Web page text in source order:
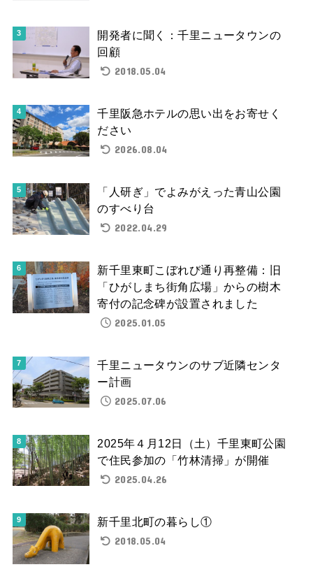
開発者に聞く：千里ニュータウンの
回顧
2018.05.04
千里阪急ホテルの思い出をお寄せく
ださい
2026.08.04
「人研ぎ」でよみがえった青山公園
のすべり台
2022.04.29
新千里東町こぼれび通り再整備：旧
「ひがしまち街角広場」からの樹木
寄付の記念碑が設置されました
2025.01.05
千里ニュータウンのサブ近隣センタ
ー計画
2025.07.06
2025年４月12日（土）千里東町公園
で住民参加の「竹林清掃」が開催
2025.04.26
新千里北町の暮らし①
2018.05.04